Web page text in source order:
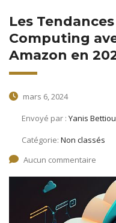
Les
Computing
Amazon en
mars 6, 2024
Envoyé par : Yanis
Catégorie: Non classés
Aucun commentaire